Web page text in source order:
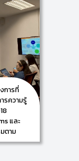
ธร ฤทธิ
รบุคคล ส่วน
คฆ์วิเชียร
รบุคคล
าคาร
ที่ 18 – 19
านใหญ่ เพื่อ
ริหารและ
านสากล ISO
กี่ยวกับการจัด
ให้แก่ผู้
สำนักงาน
การที่
รความรู้
และ
ตาม